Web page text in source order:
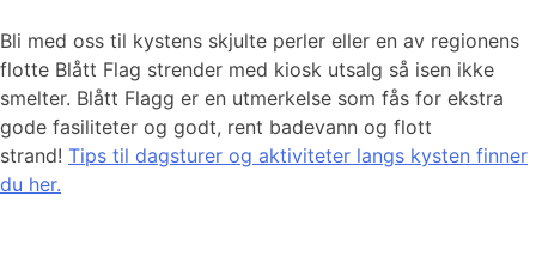
Bli med oss til kystens skjulte perler eller en av regionens
flotte Blått Flag strender med kiosk utsalg så isen ikke
smelter. Blått Flagg er en utmerkelse som fås for ekstra
gode fasiliteter og godt, rent badevann og flott
strand! Tips til dagsturer og aktiviteter langs kysten finner
du her.